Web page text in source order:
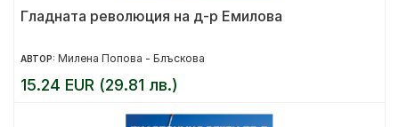
Гладната революция на д-р Емилова
АВТОР: Милена Попова - Блъскова
15.24 EUR (29.81 лв.)